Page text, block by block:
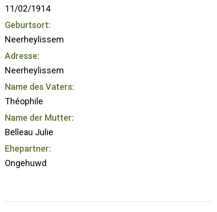
11/02/1914
Geburtsort:
Neerheylissem
Adresse:
Neerheylissem
Name des Vaters:
Théophile
Name der Mutter:
Belleau Julie
Ehepartner:
Ongehuwd